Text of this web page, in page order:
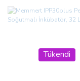
Tükendi